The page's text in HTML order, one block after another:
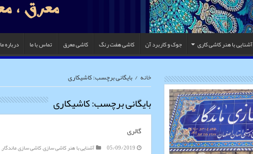
آشنایی با هنر کاشی کاری جوک و کاربرد آن کاشی هفت رنگ کاشی معرق تماس با ما درباره ما
خانه / بایگانی برچسب: کاشیکاری
بایگانی برچسب:کاشیکاری
گالری
05/09/2019 آشنایی با هنر کاشی سازی,کاشی سازی ماندگار,